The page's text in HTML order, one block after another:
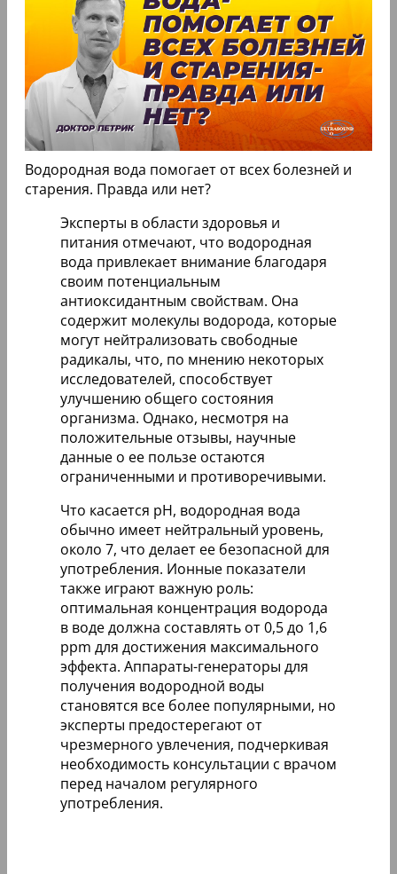
Водородная вода помогает от всех болезней и
старения. Правда или нет?
Эксперты в области здоровья и
питания отмечают, что водородная
вода привлекает внимание благодаря
своим потенциальным
антиоксидантным свойствам. Она
содержит молекулы водорода, которые
могут нейтрализовать свободные
радикалы, что, по мнению некоторых
исследователей, способствует
улучшению общего состояния
организма. Однако, несмотря на
положительные отзывы, научные
данные о ее пользе остаются
ограниченными и противоречивыми.
Что касается pH, водородная вода
обычно имеет нейтральный уровень,
около 7, что делает ее безопасной для
употребления. Ионные показатели
также играют важную роль:
оптимальная концентрация водорода
в воде должна составлять от 0,5 до 1,6
ppm для достижения максимального
эффекта. Аппараты-генераторы для
получения водородной воды
становятся все более популярными, но
эксперты предостерегают от
чрезмерного увлечения, подчеркивая
необходимость консультации с врачом
перед началом регулярного
употребления.